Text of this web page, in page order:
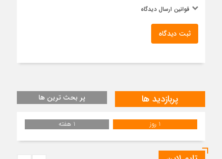
قوانین ارسال دیدگاه
ثبت دیدگاه
پربازدید ها پر بحث ترین ها
1 روز 1 هفته